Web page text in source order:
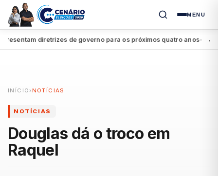
MENU
diretrizes de governo para os próximos quatro anos● João
INÍCIO › NOTÍCIAS
NOTÍCIAS
Douglas dá o troco em
Raquel